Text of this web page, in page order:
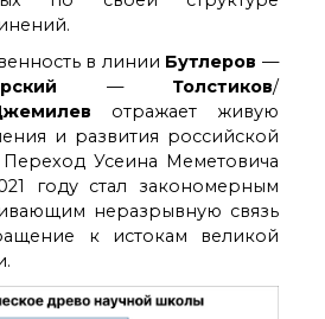
в линии Бутлеров —
— Толстиков/
отражает живую
и развития российской
Усеина Меметовича
году стал закономерным
неразрывную связь
к истокам великой